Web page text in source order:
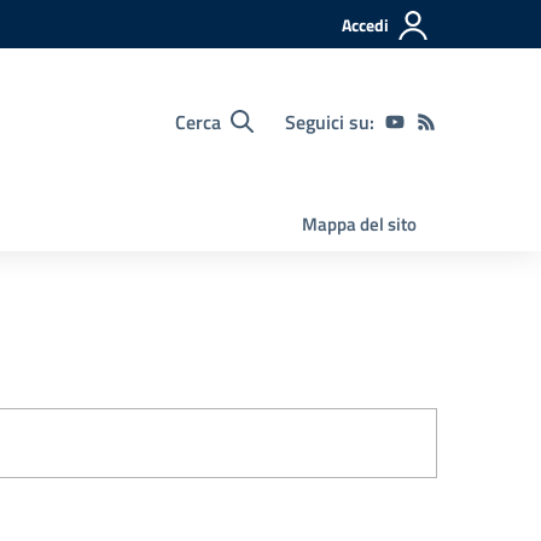
Accedi
Cerca Seguici su:
Mappa del sito